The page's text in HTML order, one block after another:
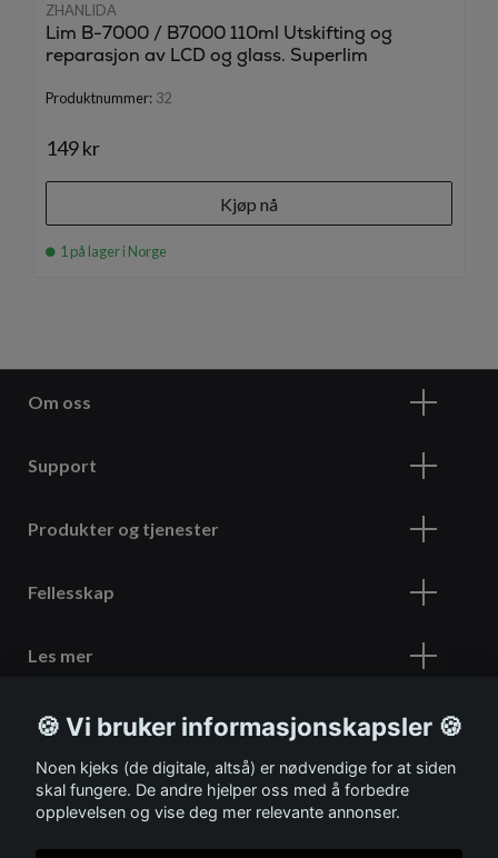
ZHANLIDA
Lim B-7000 / B7000 110ml Utskifting og
reparasjon av LCD og glass. Superlim
Produktnummer: 32
149 kr
Kjøp nå
1 på lager i Norge
Om oss
Support
Produkter og tjenester
Fellesskap
Les mer
Meld deg på vårt nyhetsbrev
🍪 Vi bruker informasjonskapsler 🍪
Noen kjeks (de digitale, altså) er nødvendige for at siden
skal fungere. De andre hjelper oss med å forbedre
opplevelsen og vise deg mer relevante annonser.